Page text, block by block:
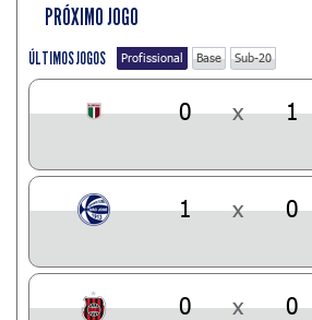
PRÓXIMO JOGO
ÚLTIMOS JOGOS Profissional Base Sub-20
0 x 1
1 x 0
0 x 0